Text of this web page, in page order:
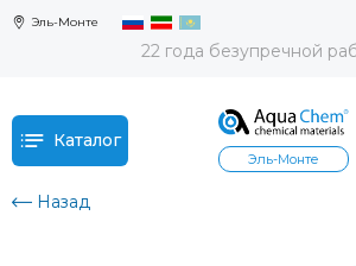
Эль-Монте
22 года безупречной
Каталог
Эль-Монте
Назад